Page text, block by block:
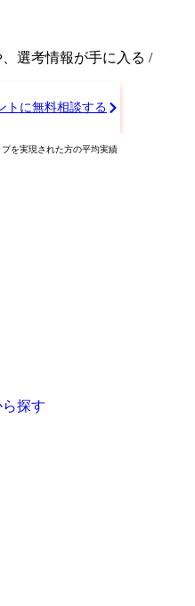
選考情報が手に入る /
トに無料相談する
を実現された方の平均実績
探す